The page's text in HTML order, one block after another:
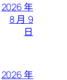
2026 年
8 月 9
日
2026 年